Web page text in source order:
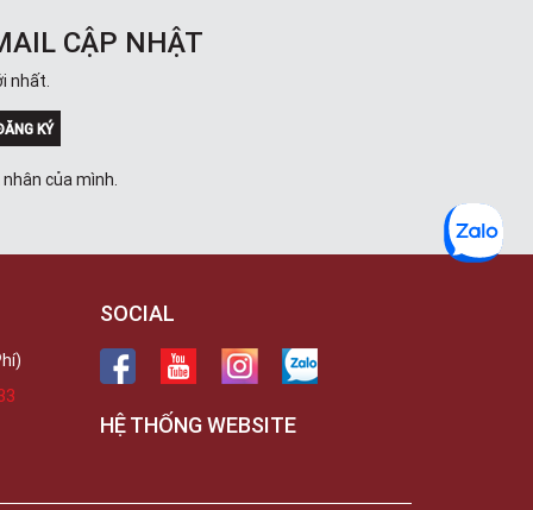
CẬP NHẬT
nhất.
KÝ
của mình.
SOCIAL
HỆ THỐNG WEBSITE